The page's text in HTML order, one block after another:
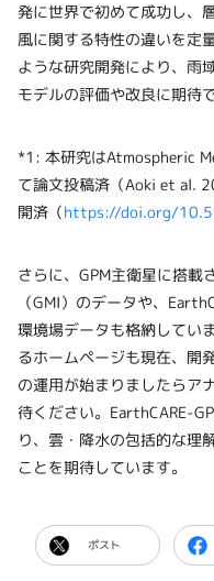
発に世界で初めて成功し、
風に関する特性の違いを定
ような研究開発により、雨
モデルの評価や改良に期待
*1: 本研究はAtmospheric
て論文投稿済（Aoki et al.
開済（https://doi.org/
さらに、GPM主衛星に搭載
（GMI）のデータや、
環境場データも格納してい
るホームページも現在、開
の運用が始まりましたらア
待ください。EarthCARE-
り、雲・降水の包括的な理
ことを期待しています。
ポスト